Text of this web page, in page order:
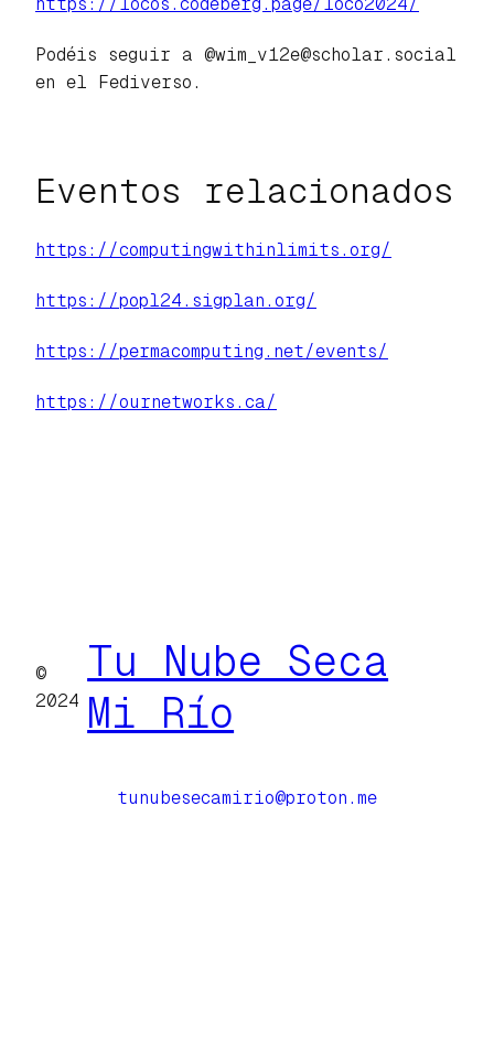
Podéis seguir a @wim_v12e@scholar.social
en el Fediverso.
Eventos relacionados
https://computingwithinlimits.org/
https://popl24.sigplan.org/
https://permacomputing.net/events/
https://ournetworks.ca/
©
2024
Tu Nube Seca
Mi Río
tunubesecamirio@proton.me